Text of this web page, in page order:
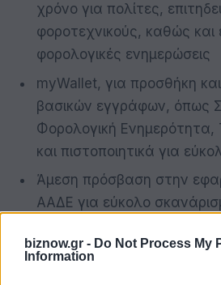
biznow.gr - Do Not Process My
Information
χρόνο για πολίτες,
φοροτεχνικούς, καθώς και
φορολογικές ενημερώσεις
myWallet, για προσθήκη
βασικών εγγράφων, όπως
Φορολογική Ενημερότητα,
και πιστοποιητικά για
Άμεση πρόσβαση στην
ΑΑΔΕ για εύκολο
Δυνατότητα quick login με